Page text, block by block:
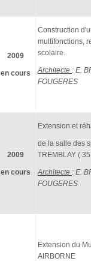
2009
en cours
Construction
multifonctions,
scolaire.
Architecte : E.
FOUGERES
2009
en cours
Extension et
de la salle des
TREMBLAY (
Architecte : E.
FOUGERES
Extension du
AIRBORNE